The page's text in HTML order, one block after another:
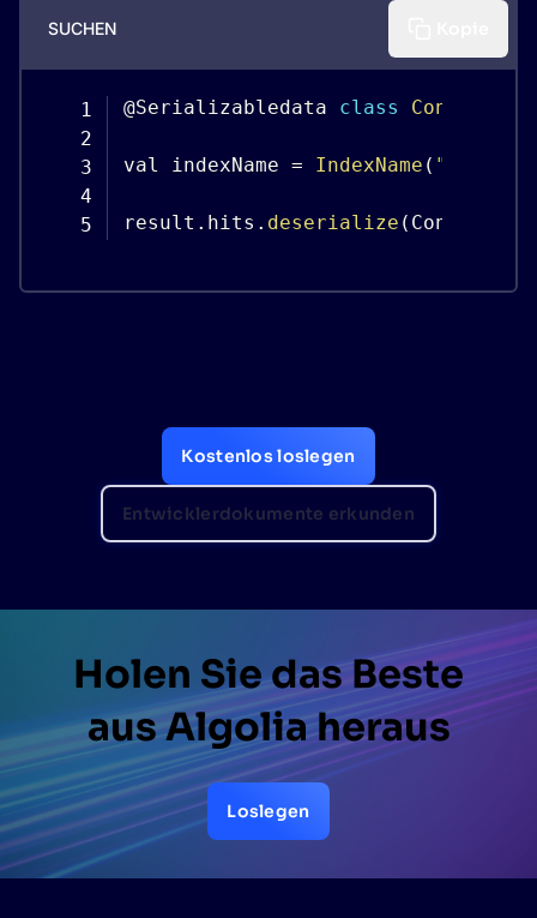
SUCHEN
@Serializabledata class Contact
val indexName = IndexName (
result . hits . deserialize ( Contact
Kostenlos loslegen
Entwicklerdokumente erkunden
Holen Sie das Beste
aus Algolia heraus
Loslegen